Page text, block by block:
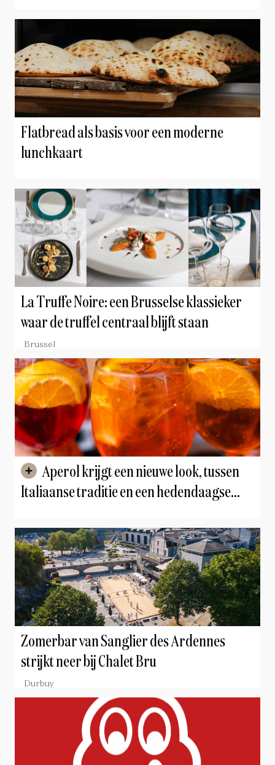
Flatbread als basis voor een moderne
lunchkaart
La Truffe Noire: een Brusselse klassieker
waar de truffel centraal blijft staan
Brussel
Italiaanse traditie en een hedendaagse
Zomerbar van Sanglier des Ardennes
strijkt neer bij Chalet Bru
Durbuy